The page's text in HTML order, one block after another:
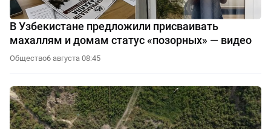
В Узбекистане предложили присваивать
махаллям и домам статус «позорных» — видео
Общество6 августа 08:45